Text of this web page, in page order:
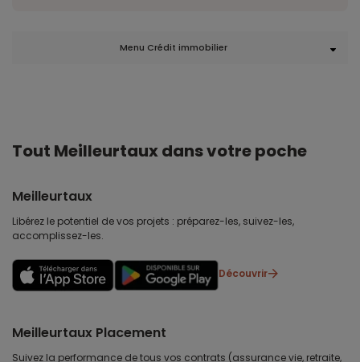
Menu Crédit immobilier
Tout Meilleurtaux dans votre poche
Meilleurtaux
Libérez le potentiel de vos projets : préparez-les, suivez-les,
accomplissez-les.
Découvrir
Meilleurtaux Placement
Suivez la performance de tous vos contrats (assurance vie, retraite,